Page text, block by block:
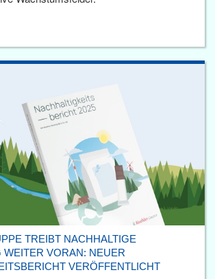
TREIBT NACHHALTIGE
WEITER VORAN: NEUER
VERÖFFENTLICHT